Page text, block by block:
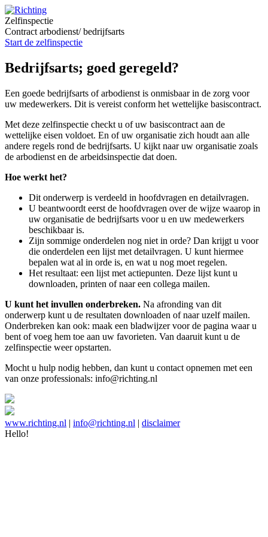
Zelfinspectie
Contract arbodienst/ bedrijfsarts
Start de zelfinspectie
Bedrijfsarts; goed geregeld?
Een goede bedrijfsarts of arbodienst is onmisbaar in de zorg voor
uw medewerkers. Dit is vereist conform het wettelijke basiscontract.
Met deze zelfinspectie checkt u of uw basiscontract aan de
wettelijke eisen voldoet. En of uw organisatie zich houdt aan alle
andere regels rond de bedrijfsarts. U kijkt naar uw organisatie zoals
de arbodienst en de arbeidsinspectie dat doen.
Hoe werkt het?
Dit onderwerp is verdeeld in hoofdvragen en detailvragen.
U beantwoordt eerst de hoofdvragen over de wijze waarop in
uw organisatie de bedrijfsarts voor u en uw medewerkers
beschikbaar is.
Zijn sommige onderdelen nog niet in orde? Dan krijgt u voor
die onderdelen een lijst met detailvragen. U kunt hiermee
bepalen wat al in orde is, en wat u nog moet regelen.
Het resultaat: een lijst met actiepunten. Deze lijst kunt u
downloaden, printen of naar een collega mailen.
U kunt het invullen onderbreken. Na afronding van dit
onderwerp kunt u de resultaten downloaden of naar uzelf mailen.
Onderbreken kan ook: maak een bladwijzer voor de pagina waar u
bent of voeg hem toe aan uw favorieten. Van daaruit kunt u de
zelfinspectie weer opstarten.
Mocht u hulp nodig hebben, dan kunt u contact opnemen met een
van onze professionals: info@richting.nl
www.richting.nl | info@richting.nl | disclaimer
Hello!